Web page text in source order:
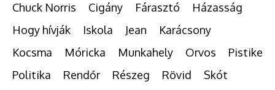
Chuck Norris
Cigány Fárasztó
Házasság
Hogy hívják
Iskola Jean
Karácsony
Kocsma
Móricka Munkahely Orvos
Pistike
Politika
Rendőr Részeg Rövid
Skót